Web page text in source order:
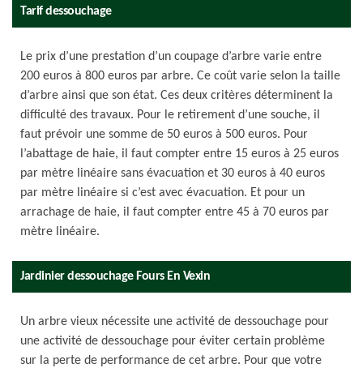
Tarif dessouchage
Le prix d’une prestation d’un coupage d’arbre varie entre
200 euros à 800 euros par arbre. Ce coût varie selon la taille
d’arbre ainsi que son état. Ces deux critères déterminent la
difficulté des travaux. Pour le retirement d’une souche, il
faut prévoir une somme de 50 euros à 500 euros. Pour
l’abattage de haie, il faut compter entre 15 euros à 25 euros
par mètre linéaire sans évacuation et 30 euros à 40 euros
par mètre linéaire si c’est avec évacuation. Et pour un
arrachage de haie, il faut compter entre 45 à 70 euros par
mètre linéaire.
Jardinier dessouchage Fours En Vexin
Un arbre vieux nécessite une activité de dessouchage pour
une activité de dessouchage pour éviter certain problème
sur la perte de performance de cet arbre. Pour que votre